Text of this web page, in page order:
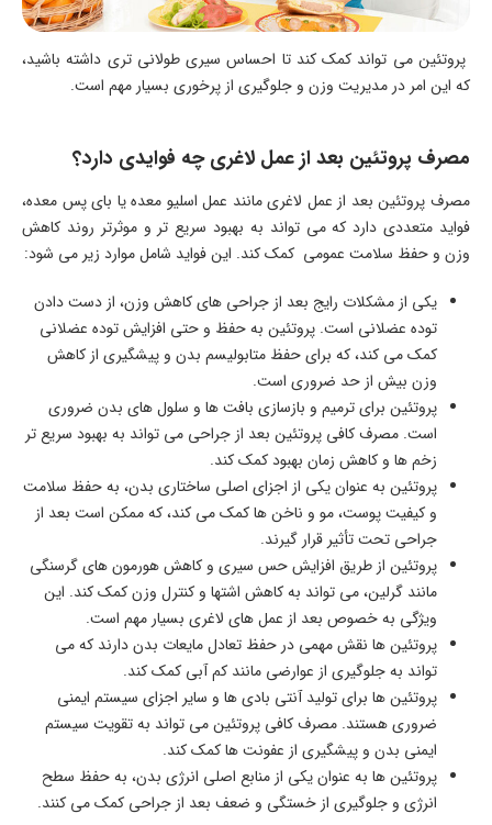
پروتئین می ‌تواند کمک کند تا احساس سیری طولانی‌ تری داشته باشید،
که این امر در مدیریت وزن و جلوگیری از پرخوری بسیار مهم است.
مصرف پروتئین بعد از عمل لاغری چه فوایدی دارد؟
مصرف پروتئین بعد از عمل لاغری مانند عمل اسلیو معده یا بای‌ پس معده،
فواید متعددی دارد که می ‌تواند به بهبود سریع ‌تر و موثرتر روند کاهش
وزن و حفظ سلامت عمومی کمک کند. این فواید شامل موارد زیر می ‌شود:
یکی از مشکلات رایج بعد از جراحی ‌های کاهش وزن، از دست دادن
توده عضلانی است. پروتئین به حفظ و حتی افزایش توده عضلانی
کمک می ‌کند، که برای حفظ متابولیسم بدن و پیشگیری از کاهش
وزن بیش از حد ضروری است.
پروتئین برای ترمیم و بازسازی بافت ‌ها و سلول‌ های بدن ضروری
است. مصرف کافی پروتئین بعد از جراحی می ‌تواند به بهبود سریع ‌تر
زخم‌ ها و کاهش زمان بهبود کمک کند.
پروتئین به عنوان یکی از اجزای اصلی ساختاری بدن، به حفظ سلامت
و کیفیت پوست، مو و ناخن ‌ها کمک می ‌کند، که ممکن است بعد از
جراحی تحت تأثیر قرار گیرند.
پروتئین از طریق افزایش حس سیری و کاهش هورمون ‌های گرسنگی
مانند گرلین، می ‌تواند به کاهش اشتها و کنترل وزن کمک کند. این
ویژگی به خصوص بعد از عمل‌ های لاغری بسیار مهم است.
پروتئین‌ ها نقش مهمی در حفظ تعادل مایعات بدن دارند که می
‌تواند به جلوگیری از عوارضی مانند کم ‌آبی کمک کند.
پروتئین ‌ها برای تولید آنتی ‌بادی ‌ها و سایر اجزای سیستم ایمنی
ضروری هستند. مصرف کافی پروتئین می ‌تواند به تقویت سیستم
ایمنی بدن و پیشگیری از عفونت ‌ها کمک کند.
پروتئین ‌ها به عنوان یکی از منابع اصلی انرژی بدن، به حفظ سطح
انرژی و جلوگیری از خستگی و ضعف بعد از جراحی کمک می ‌کنند.